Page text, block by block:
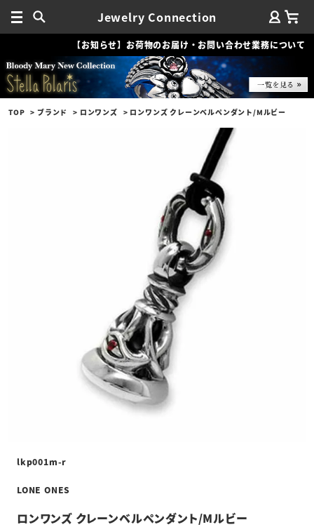
Jewelry Connection
【お知らせ】お荷物のお届け・お問い合わせ業務について
TOP ブランド ロンワンズ ロンワンズ クレーンベルペンダント/Mルビー
lkp001m-r
LONE ONES
ロンワンズ クレーンベルペンダント/Mルビー